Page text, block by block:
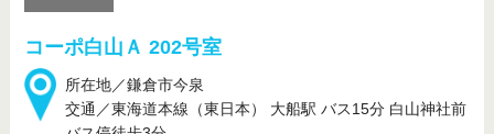
コーポ白山Ａ 202号室
所在地／鎌倉市今泉
交通／東海道本線（東日本） 大船駅 バス15分 白山神社前